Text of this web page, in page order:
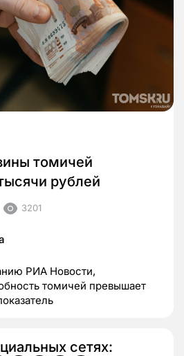
томичей
рублей
3201
РИА Новости,
томичей превышает
сетях: